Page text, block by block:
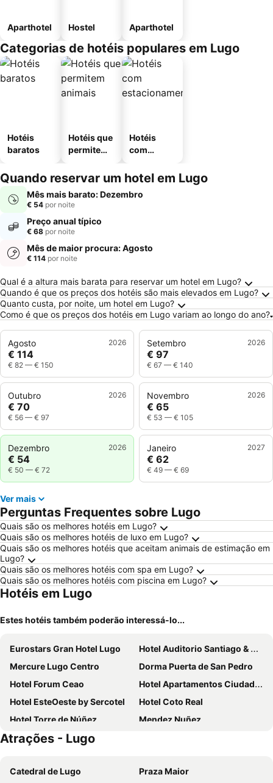
Aparthotel Hostel Aparthotel
Categorias de hotéis populares em Lugo
Hotéis
baratos
Hotéis que
permitem
Hotéis
com
mento
Quando reservar um hotel em Lugo
Mês mais barato: Dezembro
€ 54 por noite
Preço anual típico
€ 68 por noite
Mês de maior procura: Agosto
€ 114 por noite
Perguntas Frequentes sobre Lugo
Qual é a altura mais barata para reservar um hotel em Lugo?
Quando é que os preços dos hotéis são mais elevados em Lugo?
Quanto custa, por noite, um hotel em Lugo?
Como é que os preços dos hotéis em Lugo variam ao longo do ano?
Agosto 2026
€ 114
€ 82 — € 150
Setembro 2026
€ 97
€ 67 — € 140
Outubro 2026
€ 70
€ 56 — € 97
Novembro 2026
€ 65
€ 53 — € 105
Dezembro 2026
€ 54
€ 50 — € 72
Janeiro 2027
€ 62
€ 49 — € 69
Ver mais
Perguntas Frequentes sobre Lugo
Quais são os melhores hotéis em Lugo?
Quais são os melhores hotéis de luxo em Lugo?
Quais são os melhores hotéis que aceitam animais de estimação em
Lugo?
Quais são os melhores hotéis com spa em Lugo?
Quais são os melhores hotéis com piscina em Lugo?
Hotéis em Lugo
Estes hotéis também poderão interessá-lo...
Eurostars Gran Hotel Lugo
Hotel Auditorio Santiago & Spa
Mercure Lugo Centro
Dorma Puerta de San Pedro
Hotel Forum Ceao
Hotel Apartamentos Ciudad de Lugo
Hotel EsteOeste by Sercotel
Hotel Coto Real
Hotel Torre de Núñez
Mendez Nuñez
Hotel Los Olmos
Hotel Monumento Pazo de Orbán
La Finca
Atrações - Lugo
Catedral de Lugo
Praza Maior